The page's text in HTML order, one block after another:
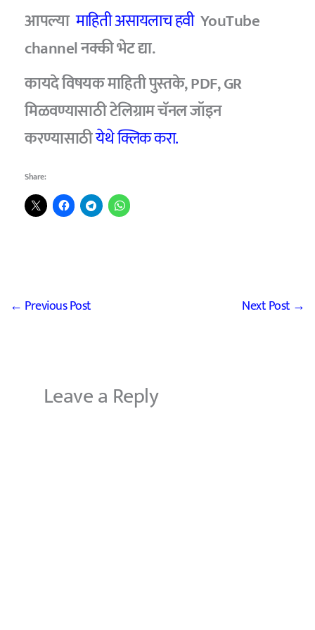
आपल्यामाहिती असायलाच हवी YouTube
channel नक्की भेट द्या.
कायदे विषयक माहिती पुस्तके, PDF, GR
मिळवण्यासाठी टेलिग्राम चॅनल जॉइन
करण्यासाठीयेथे क्लिक करा.
Share:
← Previous Post Next Post →
Leave a Reply